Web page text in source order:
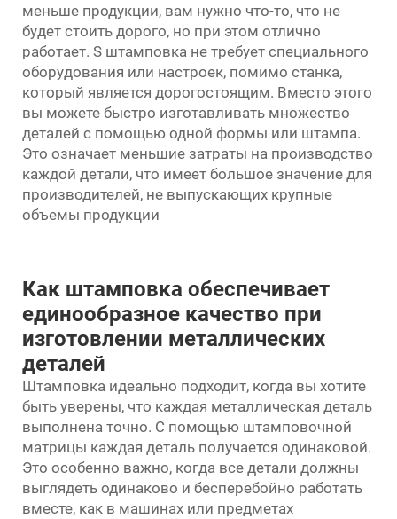
меньше продукции, вам нужно что-то, что не
будет стоить дорого, но при этом отлично
работает. S штамповка не требует специального
оборудования или настроек, помимо станка,
который является дорогостоящим. Вместо этого
вы можете быстро изготавливать множество
деталей с помощью одной формы или штампа.
Это означает меньшие затраты на производство
каждой детали, что имеет большое значение для
производителей, не выпускающих крупные
объемы продукции
Как штамповка обеспечивает
единообразное качество при
изготовлении металлических
деталей
Штамповка идеально подходит, когда вы хотите
быть уверены, что каждая металлическая деталь
выполнена точно. С помощью штамповочной
матрицы каждая деталь получается одинаковой.
Это особенно важно, когда все детали должны
выглядеть одинаково и бесперебойно работать
вместе, как в машинах или предметах